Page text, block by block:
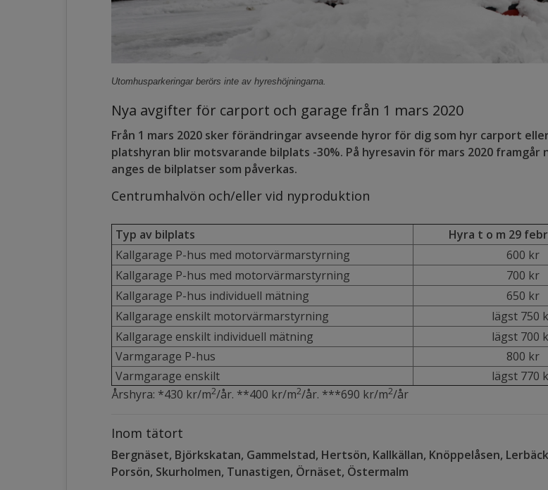
Utomhusparkeringar berörs inte av hyreshöjningarna.
Nya avgifter för carport och garage från 1 mars 2020
Från 1 mars 2020 sker förändringar avseende hyror för dig som hyr carport
platshyran blir motsvarande bilplats -30%. På hyresavin för mars 2020
anges de bilplatser som påverkas.
Centrumhalvön och/eller vid nyproduktion
Typ av bilplats Hyra t o m 29
Kallgarage P-hus med motorvärmarstyrning
600 kr
Kallgarage P-hus med motorvärmarstyrning
700 kr
Kallgarage P-hus individuell mätning
650 kr
Kallgarage enskilt motorvärmarstyrning
lägst 750
Kallgarage enskilt individuell mätning
lägst 700
Varmgarage P-hus
800 kr
Varmgarage enskilt
lägst 770
Årshyra: *430 kr/m2/år. **400 kr/m2/år. ***690 kr/m2/år
Inom tätort
Bergnäset, Björkskatan, Gammelstad, Hertsön, Kallkällan, Knöppelåsen,
Porsön, Skurholmen, Tunastigen, Örnäset, Östermalm